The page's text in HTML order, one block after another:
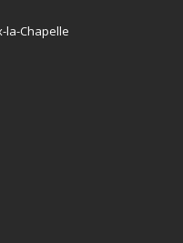
la-Chapelle